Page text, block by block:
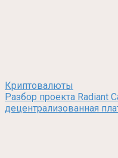
Криптовалюты
Разбор проекта Radiant
децентрализованная